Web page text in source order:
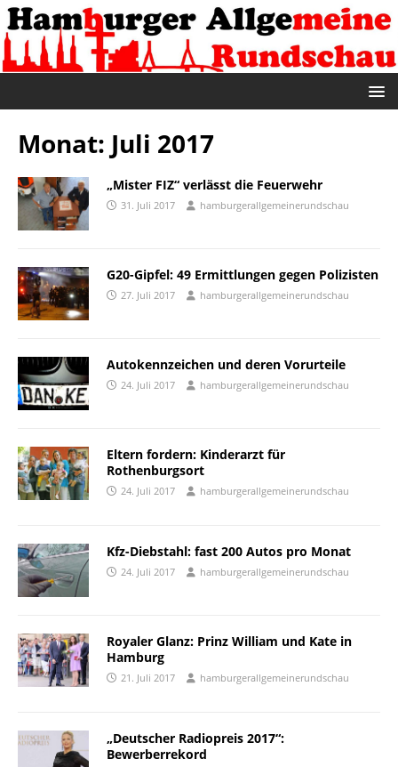
Monat: Juli 2017
„Mister FIZ“ verlässt die Feuerwehr
31. Juli 2017 hamburgerallgemeinerundschau
G20-Gipfel: 49 Ermittlungen gegen Polizisten
27. Juli 2017 hamburgerallgemeinerundschau
Autokennzeichen und deren Vorurteile
24. Juli 2017 hamburgerallgemeinerundschau
Eltern fordern: Kinderarzt für
Rothenburgsort
24. Juli 2017 hamburgerallgemeinerundschau
Kfz-Diebstahl: fast 200 Autos pro Monat
24. Juli 2017 hamburgerallgemeinerundschau
Royaler Glanz: Prinz William und Kate in
Hamburg
21. Juli 2017 hamburgerallgemeinerundschau
„Deutscher Radiopreis 2017“:
Bewerberrekord